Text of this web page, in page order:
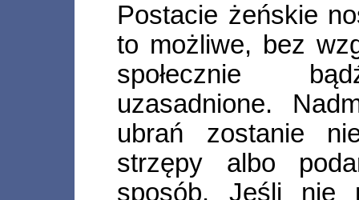
Postacie żeńskie
to możliwe, bez
społecznie
uzasadnione.
ubrań zostanie
strzępy albo
sposób. Jeśli nie